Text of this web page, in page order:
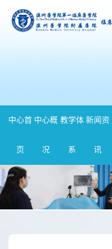
中心首
页
中心概
况
教学体
系
新闻资
讯